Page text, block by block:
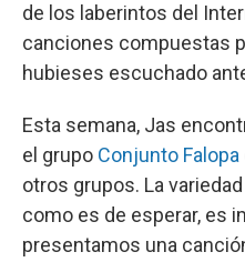
de los laberintos del
canciones compuestas
hubieses escuchado
Esta semana, Jas
el grupo Conjunto Falopa
otros grupos. La
como es de esperar, es
presentamos una